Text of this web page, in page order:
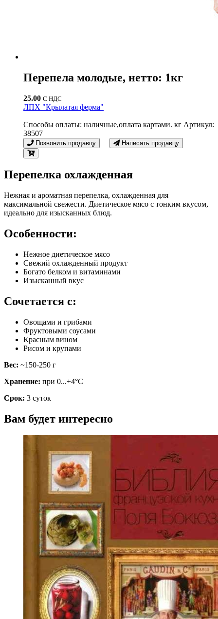
Перепела молодые, нетто: 1кг
25.00 С НДС
ЛПХ "Крылатая ферма"
Способы оплаты: наличные,оплата картами. кг Артикул:
38507
Позвонить продавцу Написать продавцу
Перепелка охлажденная
Нежная и ароматная перепелка, охлажденная для
максимальной свежести. Диетическое мясо с тонким вкусом,
идеально для изысканных блюд.
Особенности:
Нежное диетическое мясо
Свежий охлажденный продукт
Богато белком и витаминами
Изысканный вкус
Сочетается с:
Овощами и грибами
Фруктовыми соусами
Красным вином
Рисом и крупами
Вес: ~150-250 г
Хранение: при 0...+4°C
Срок: 3 суток
Вам будет интересно